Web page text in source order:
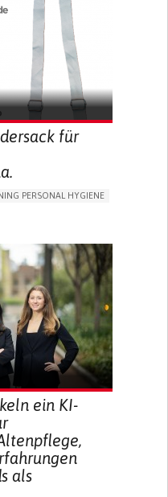
FALLS,
MOBILITY ISSUES
INDIA
für
PERSONAL HYGIENE
ONCOLOGY
ein KI-
als